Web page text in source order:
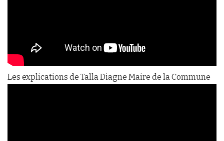
Les explications de Talla Diagne Maire de la Commune